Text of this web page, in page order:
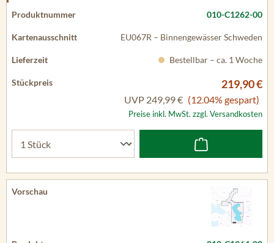
010-C1262-00
EU067R – Binnengewässer Schweden
Bestellbar – ca. 1 Woche
219,90 €
UVP 249,99 € (12.04% gespart)
Preise inkl. MwSt. zzgl. Versandkosten